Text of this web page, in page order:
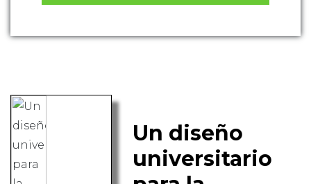
Un diseño
universitario